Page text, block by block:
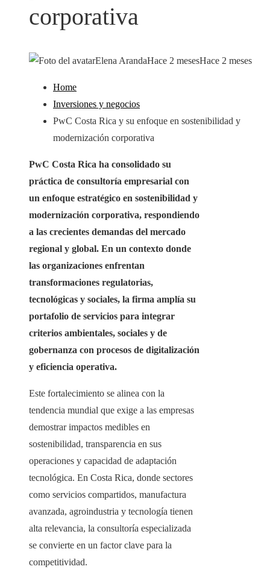
corporativa
Elena ArandaHace 2 mesesHace 2 meses
Home
Inversiones y negocios
PwC Costa Rica y su enfoque en sostenibilidad y
modernización corporativa
PwC Costa Rica ha consolidado su
práctica de consultoría empresarial con
un enfoque estratégico en sostenibilidad y
modernización corporativa, respondiendo
a las crecientes demandas del mercado
regional y global. En un contexto donde
las organizaciones enfrentan
transformaciones regulatorias,
tecnológicas y sociales, la firma amplía su
portafolio de servicios para integrar
criterios ambientales, sociales y de
gobernanza con procesos de digitalización
y eficiencia operativa.
Este fortalecimiento se alinea con la
tendencia mundial que exige a las empresas
demostrar impactos medibles en
sostenibilidad, transparencia en sus
operaciones y capacidad de adaptación
tecnológica. En Costa Rica, donde sectores
como servicios compartidos, manufactura
avanzada, agroindustria y tecnología tienen
alta relevancia, la consultoría especializada
se convierte en un factor clave para la
competitividad.